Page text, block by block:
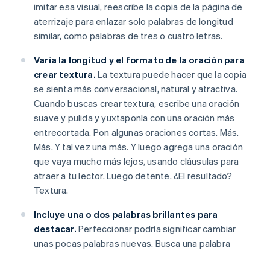
imitar esa visual, reescribe la copia de la página de
aterrizaje para enlazar solo palabras de longitud
similar, como palabras de tres o cuatro letras.
Varía la longitud y el formato de la oración para
crear textura. La textura puede hacer que la copia
se sienta más conversacional, natural y atractiva.
Cuando buscas crear textura, escribe una oración
suave y pulida y yuxtaponla con una oración más
entrecortada. Pon algunas oraciones cortas. Más.
Más. Y tal vez una más. Y luego agrega una oración
que vaya mucho más lejos, usando cláusulas para
atraer a tu lector. Luego detente. ¿El resultado?
Textura.
Incluye una o dos palabras brillantes para
destacar. Perfeccionar podría significar cambiar
unas pocas palabras nuevas. Busca una palabra